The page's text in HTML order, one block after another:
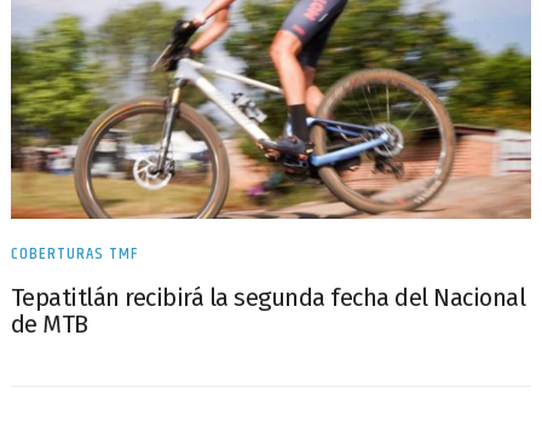
COBERTURAS TMF
Tepatitlán recibirá la segunda fecha del Nacional
de MTB